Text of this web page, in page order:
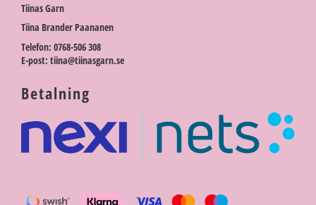
Tiinas Garn
Tiina Brander Paananen
Telefon: 0768-506 308
E-post: tiina@tiinasgarn.se
Betalning